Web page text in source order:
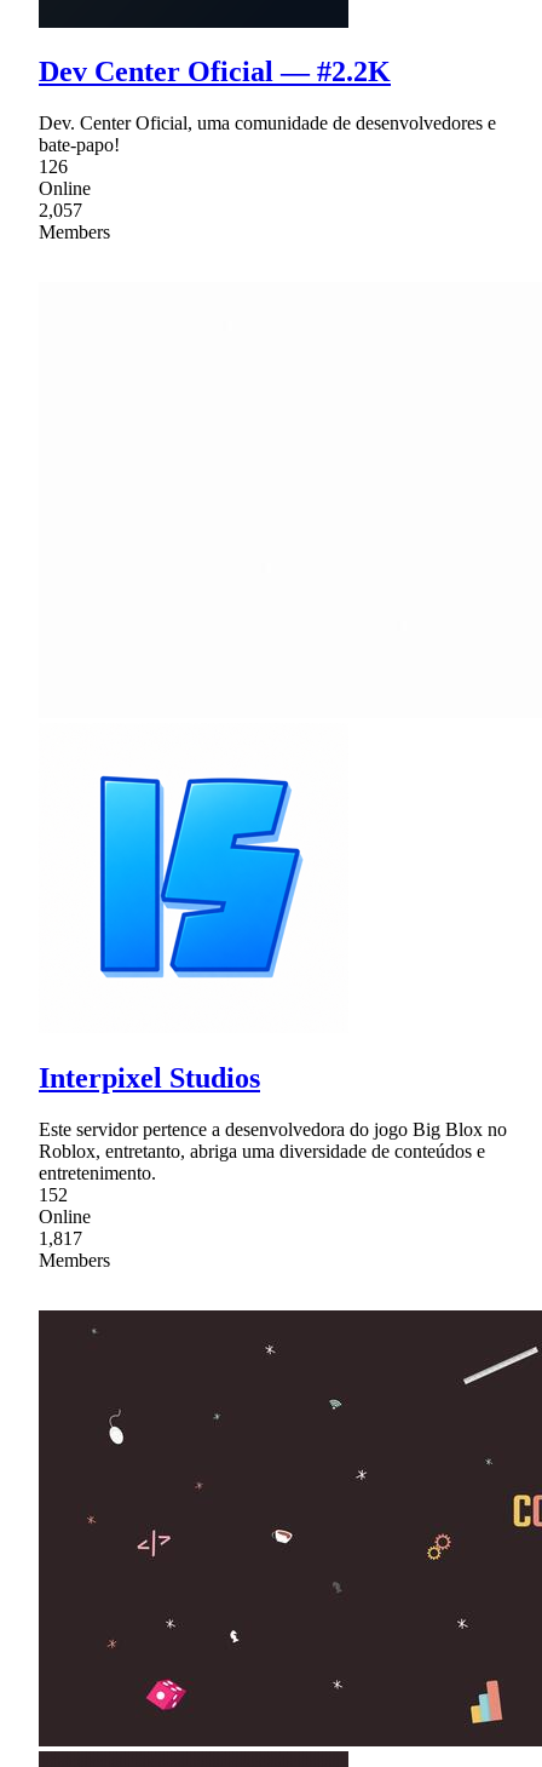
Dev Center Oficial — #2.2K
Dev. Center Oficial, uma comunidade de desenvolvedores e
bate-papo!
126
Online
2,057
Members
Interpixel Studios
Este servidor pertence a desenvolvedora do jogo Big Blox no
Roblox, entretanto, abriga uma diversidade de conteúdos e
entretenimento.
152
Online
1,817
Members